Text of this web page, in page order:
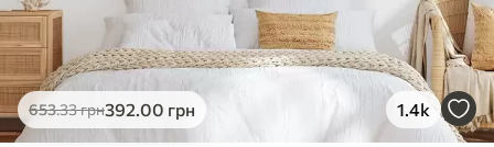
653.33грн392.00 грн 1.4k